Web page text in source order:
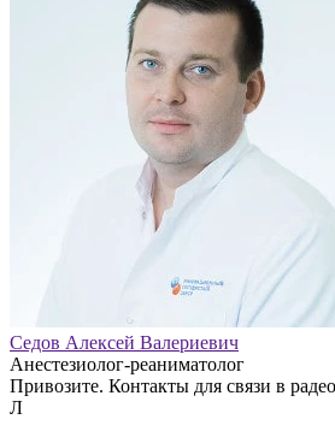
Седов Алексей Валериевич
Анестезиолог-реаниматолог
Привозите. Контакты для связи в
Л